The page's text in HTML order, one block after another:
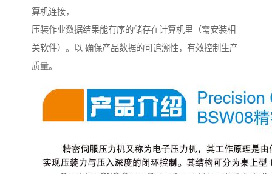
算机连接，
压装作业数据结果能有序的储存在计算机里（需安装相
关软件）。以 确保产品数据的可追溯性，有效控制生产
质量。